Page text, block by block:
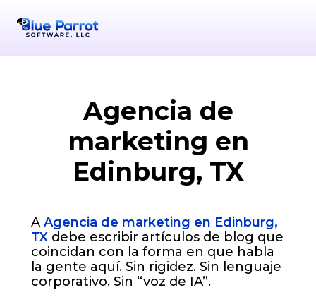
Agencia de
marketing en
Edinburg, TX
A Agencia de marketing en Edinburg,
TX debe escribir artículos de blog que
coincidan con la forma en que habla
la gente aquí. Sin rigidez. Sin lenguaje
corporativo. Sin “voz de IA”.